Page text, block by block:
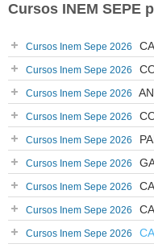
Cursos INEM SEPE
Cursos Inem Sepe 2026
Cursos Inem Sepe 2026
Cursos Inem Sepe 2026
Cursos Inem Sepe 2026
Cursos Inem Sepe 2026
Cursos Inem Sepe 2026
Cursos Inem Sepe 2026
Cursos Inem Sepe 2026
Cursos Inem Sepe 2026